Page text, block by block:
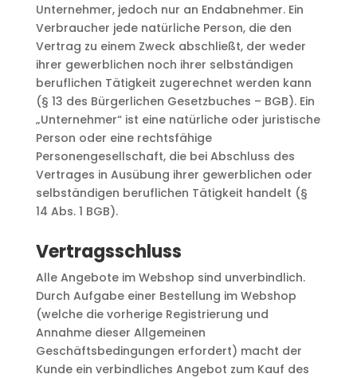
Unternehmer, jedoch nur an Endabnehmer. Ein
Verbraucher jede natürliche Person, die den
Vertrag zu einem Zweck abschließt, der weder
ihrer gewerblichen noch ihrer selbständigen
beruflichen Tätigkeit zugerechnet werden kann
(§ 13 des Bürgerlichen Gesetzbuches – BGB). Ein
„Unternehmer“ ist eine natürliche oder juristische
Person oder eine rechtsfähige
Personengesellschaft, die bei Abschluss des
Vertrages in Ausübung ihrer gewerblichen oder
selbständigen beruflichen Tätigkeit handelt (§
14 Abs. 1 BGB).
Vertragsschluss
Alle Angebote im Webshop sind unverbindlich.
Durch Aufgabe einer Bestellung im Webshop
(welche die vorherige Registrierung und
Annahme dieser Allgemeinen
Geschäftsbedingungen erfordert) macht der
Kunde ein verbindliches Angebot zum Kauf des